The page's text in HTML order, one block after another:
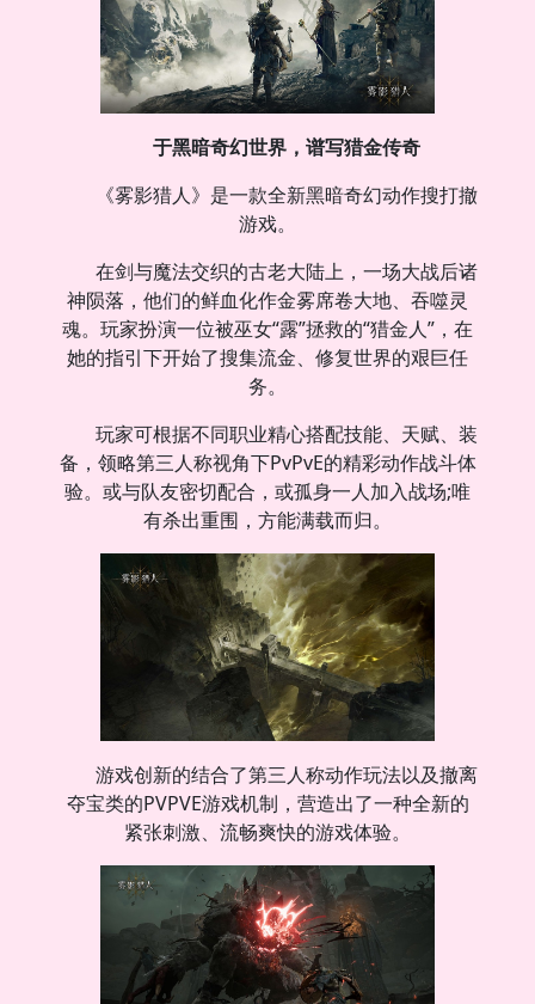
于黑暗奇幻世界，谱写猎金传奇
《雾影猎人》是一款全新黑暗奇幻动作搜打撤
游戏。
在剑与魔法交织的古老大陆上，一场大战后诸
神陨落，他们的鲜血化作金雾席卷大地、吞噬灵
魂。玩家扮演一位被巫女“露”拯救的“猎金人”，在
她的指引下开始了搜集流金、修复世界的艰巨任
务。
玩家可根据不同职业精心搭配技能、天赋、装
备，领略第三人称视角下PvPvE的精彩动作战斗体
验。或与队友密切配合，或孤身一人加入战场;唯
有杀出重围，方能满载而归。
游戏创新的结合了第三人称动作玩法以及撤离
夺宝类的PVPVE游戏机制，营造出了一种全新的
紧张刺激、流畅爽快的游戏体验。